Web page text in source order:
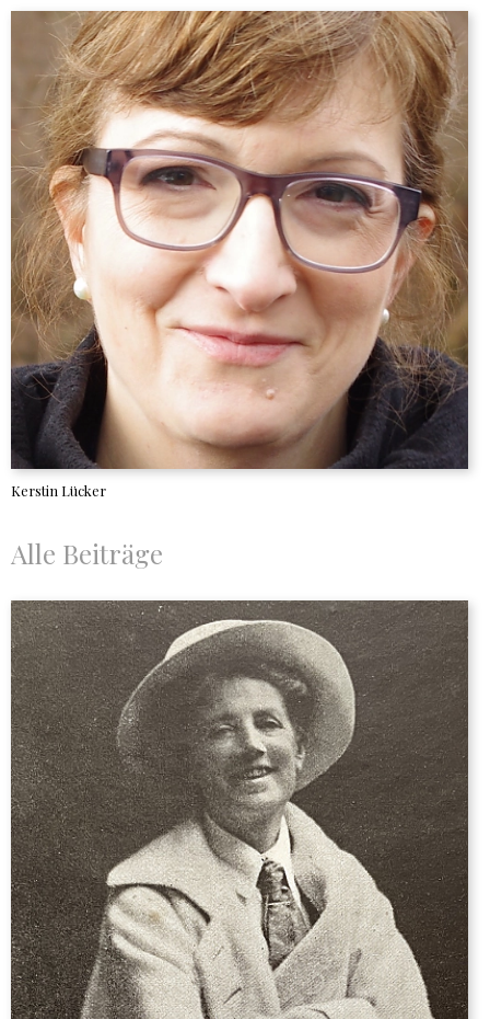
Kerstin Lücker
Alle Beiträge